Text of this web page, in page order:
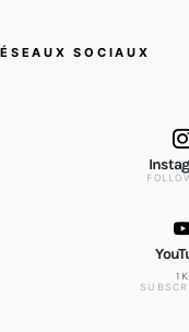
SOCIAUX
1K